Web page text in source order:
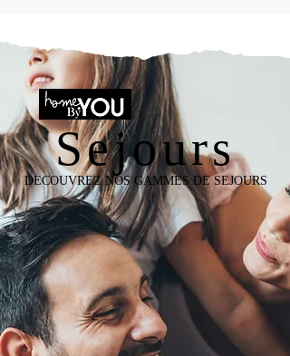
Sejours
DECOUVREZ NOS GAMMES DE SEJOURS